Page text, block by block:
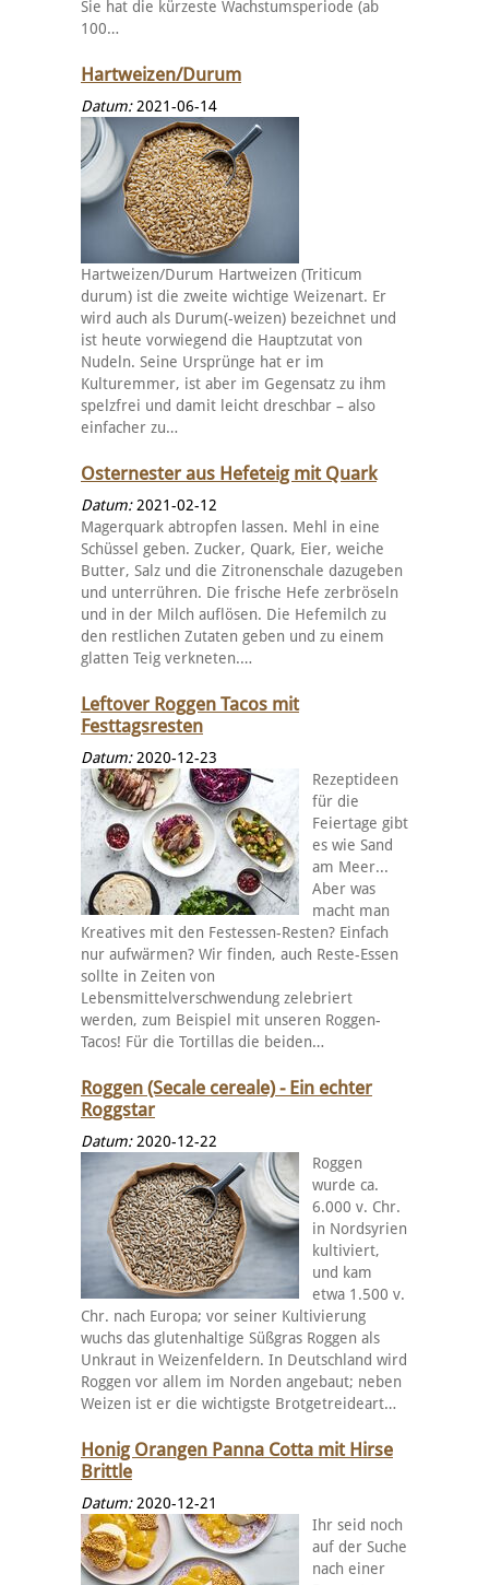
Sie hat die kürzeste Wachstumsperiode (ab
100…
Hartweizen/Durum
Datum:2021-06-14
Hartweizen/Durum Hartweizen (Triticum
durum) ist die zweite wichtige Weizenart. Er
wird auch als Durum(-weizen) bezeichnet und
ist heute vorwiegend die Hauptzutat von
Nudeln. Seine Ursprünge hat er im
Kulturemmer, ist aber im Gegensatz zu ihm
spelzfrei und damit leicht dreschbar – also
einfacher zu…
Osternester aus Hefeteig mit Quark
Datum:2021-02-12
Magerquark abtropfen lassen. Mehl in eine
Schüssel geben. Zucker, Quark, Eier, weiche
Butter, Salz und die Zitronenschale dazugeben
und unterrühren. Die frische Hefe zerbröseln
und in der Milch auflösen. Die Hefemilch zu
den restlichen Zutaten geben und zu einem
glatten Teig verkneten.…
Leftover Roggen Tacos mit
Festtagsresten
Datum:2020-12-23
Rezeptideen
für die
Feiertage gibt
es wie Sand
am Meer...
Aber was
macht man
Kreatives mit den Festessen-Resten? Einfach
nur aufwärmen? Wir finden, auch Reste-Essen
sollte in Zeiten von
Lebensmittelverschwendung zelebriert
werden, zum Beispiel mit unseren Roggen-
Tacos! Für die Tortillas die beiden…
Roggen (Secale cereale) - Ein echter
Roggstar
Datum:2020-12-22
Roggen
wurde ca.
6.000 v. Chr.
in Nordsyrien
kultiviert,
und kam
etwa 1.500 v.
Chr. nach Europa; vor seiner Kultivierung
wuchs das glutenhaltige Süßgras Roggen als
Unkraut in Weizenfeldern. In Deutschland wird
Roggen vor allem im Norden angebaut; neben
Weizen ist er die wichtigste Brotgetreideart…
Honig Orangen Panna Cotta mit Hirse
Brittle
Datum:2020-12-21
Ihr seid noch
auf der Suche
nach einer